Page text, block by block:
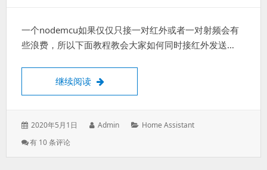
需
Home
Assistant
HomeBridge.
一个nodemcu如果仅仅只接一对红外或者一对射频会有
些浪费，所以下面教程教会大家如何同时接红外发送…
继续阅读 Home Assistant 使用NodeMCU通过
发
于：
2020年5月1日
作
Admin
分
Home Assistant
Home
有 10 条评论